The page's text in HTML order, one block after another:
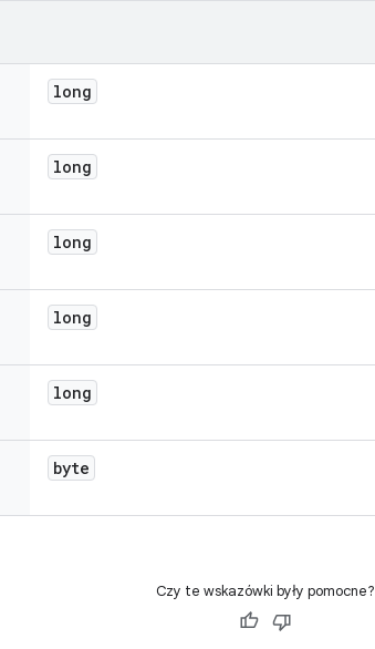
long
long
long
long
long
byte
Czy te wskazówki były pomocne?